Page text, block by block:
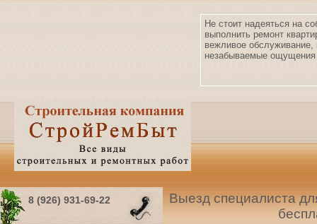
Не стоит надеяться на
выполнить ремонт
вежливое обслуживание,
незабываемые ощущения
8 (926) 931-69-22
Выезд специалиста